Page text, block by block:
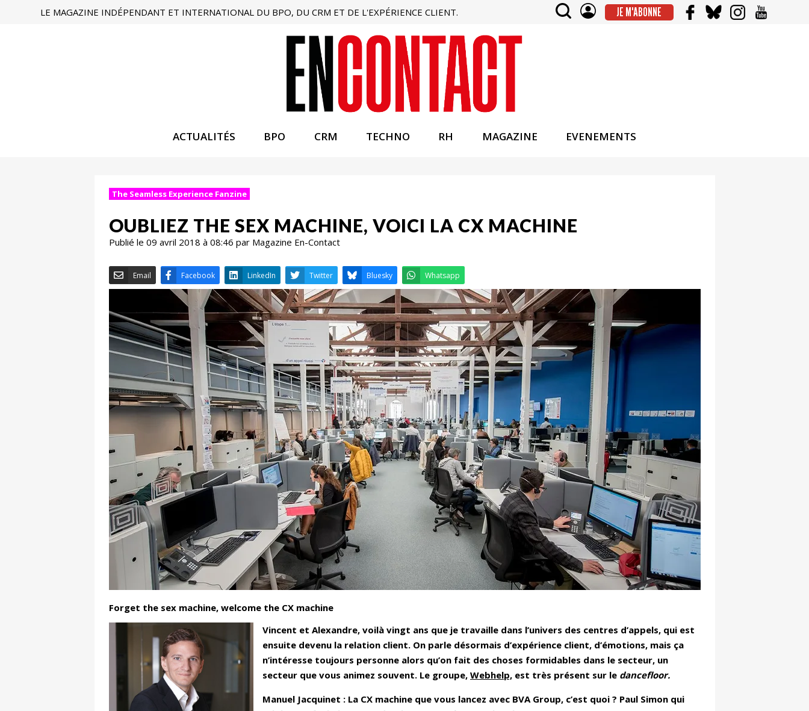
LE MAGAZINE INDÉPENDANT ET INTERNATIONAL DU BPO, DU CRM ET DE L'EXPÉRIENCE CLIENT. JE M'ABONNE
ACTUALITÉS BPO CRM TECHNO RH MAGAZINE EVENEMENTS
The Seamless Experience Fanzine
OUBLIEZ THE SEX MACHINE, VOICI LA CX MACHINE
Publié le 09 avril 2018 à 08:46 par Magazine En-Contact
Email Facebook LinkedIn Twitter Bluesky Whatsapp
Forget the sex machine, welcome the CX machine
Vincent et Alexandre, voilà vingt ans que je travaille dans l’univers des centres d’appels, qui est
ensuite devenu la relation client. On parle désormais d’expérience client, d’émotions, mais ça
n’intéresse toujours personne alors qu’on fait des choses formidables dans le secteur, un
secteur que vous animez souvent. Le groupe, Webhelp, est très présent sur le dancefloor.
Manuel Jacquinet : La CX machine que vous lancez avec BVA Group, c’est quoi ? Paul Simon qui